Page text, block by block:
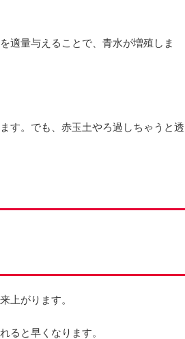
適量与えることで、青水が増殖しま
す。でも、赤玉土やろ過しちゃうと透
上がります。
ると早くなります。